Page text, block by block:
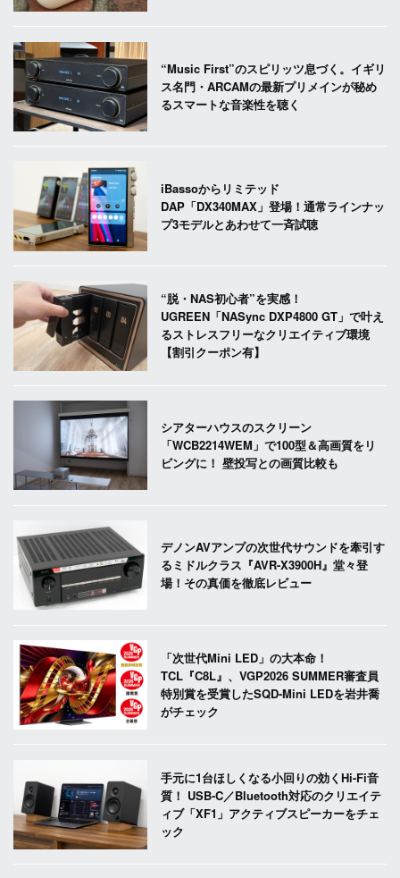
“Music First”のスピリッツ息づく。イギリ
ス名門・ARCAMの最新プリメインが秘め
るスマートな音楽性を聴く
iBassoからリミテッド
DAP「DX340MAX」登場！通常ラインナッ
プ3モデルとあわせて一斉試聴
“脱・NAS初心者”を実感！
UGREEN「NASync DXP4800 GT」で叶え
るストレスフリーなクリエイティブ環境
【割引クーポン有】
シアターハウスのスクリーン
「WCB2214WEM」で100型＆高画質をリ
ビングに！ 壁投写との画質比較も
デノンAVアンプの次世代サウンドを牽引す
るミドルクラス『AVR-X3900H』堂々登
場！その真価を徹底レビュー
「次世代Mini LED」の大本命！
TCL『C8L』、VGP2026 SUMMER審査員
特別賞を受賞したSQD-Mini LEDを岩井喬
がチェック
手元に1台ほしくなる小回りの効くHi-Fi音
質！ USB-C／Bluetooth対応のクリエイテ
ィブ「XF1」アクティブスピーカーをチェ
ック